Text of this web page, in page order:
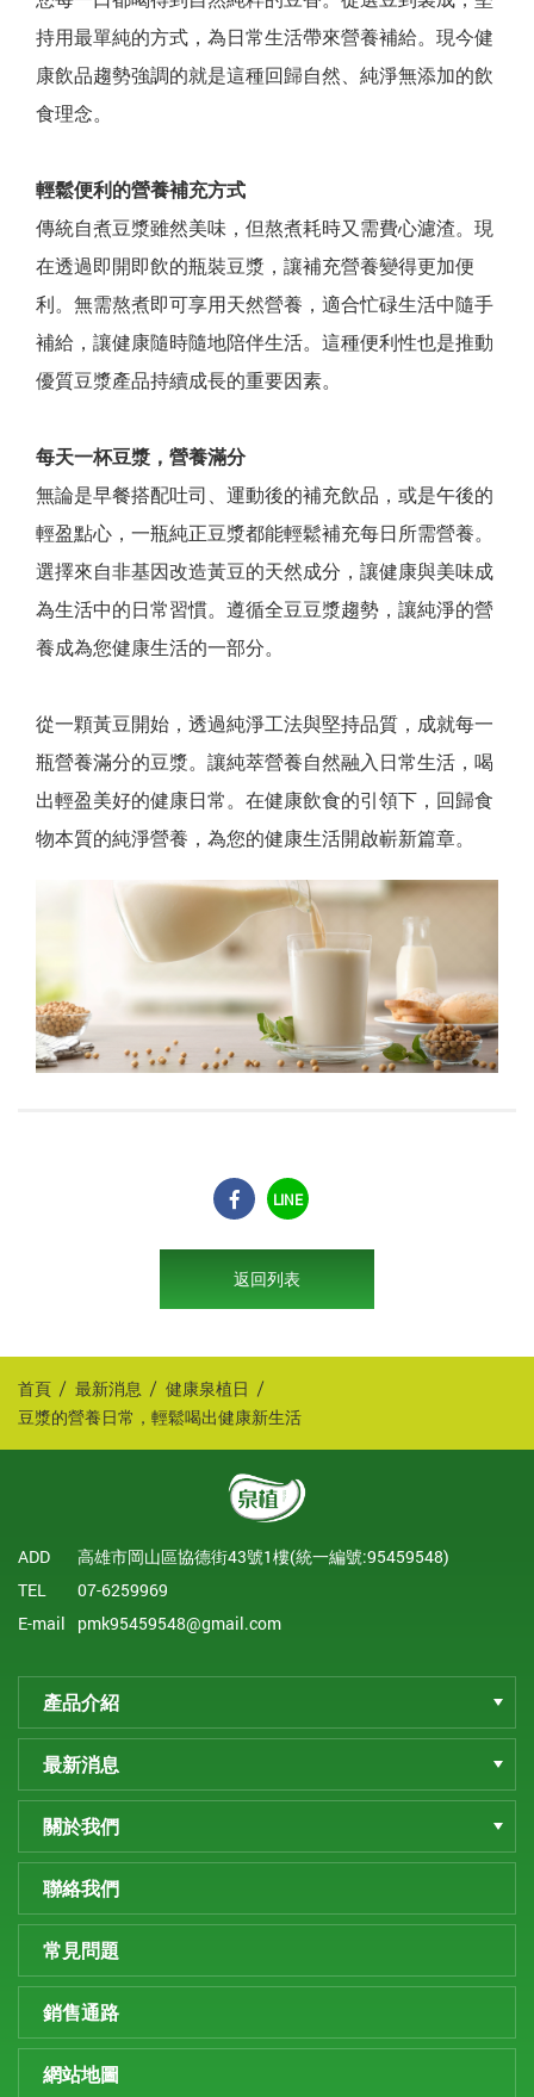
持用最單純的方式，為日常生活帶來營養補給。現今健
康飲品趨勢強調的就是這種回歸自然、純淨無添加的飲
食理念。
輕鬆便利的營養補充方式
傳統自煮豆漿雖然美味，但熬煮耗時又需費心濾渣。現
在透過即開即飲的瓶裝豆漿，讓補充營養變得更加便
利。無需熬煮即可享用天然營養，適合忙碌生活中隨手
補給，讓健康隨時隨地陪伴生活。這種便利性也是推動
優質豆漿產品持續成長的重要因素。
每天一杯豆漿，營養滿分
無論是早餐搭配吐司、運動後的補充飲品，或是午後的
輕盈點心，一瓶純正豆漿都能輕鬆補充每日所需營養。
選擇來自非基因改造黃豆的天然成分，讓健康與美味成
為生活中的日常習慣。遵循全豆豆漿趨勢，讓純淨的營
養成為您健康生活的一部分。
從一顆黃豆開始，透過純淨工法與堅持品質，成就每一
瓶營養滿分的豆漿。讓純萃營養自然融入日常生活，喝
出輕盈美好的健康日常。在健康飲食的引領下，回歸食
物本質的純淨營養，為您的健康生活開啟嶄新篇章。
LINE
返回列表
首頁 最新消息
健康泉植日
豆漿的營養日常，輕鬆喝出健康新生活
ADD
高雄市岡山區協德街43號1樓(統一編號:95459548)
TEL
07-6259969
E-mail
pmk95459548@gmail.com
產品介紹
最新消息
關於我們
聯絡我們
常見問題
銷售通路
網站地圖